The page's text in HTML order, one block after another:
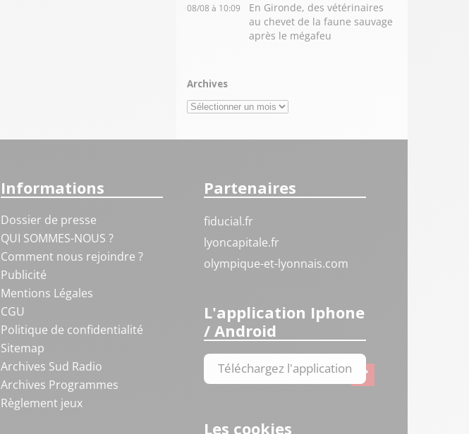
08/08 à 10:09
En Gironde, des vétérinaires
au chevet de la faune sauvage
après le mégafeu
Archives
Archives
Informations
Dossier de presse
QUI SOMMES-NOUS ?
Comment nous rejoindre ?
Publicité
Mentions Légales
CGU
Politique de confidentialité
Sitemap
Archives Sud Radio
Archives Programmes
Règlement jeux
Partenaires
fiducial.fr
lyoncapitale.fr
olympique-et-lyonnais.com
L'application Iphone
/ Android
Téléchargez l'application
Les cookies